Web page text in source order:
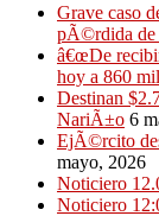
Grave caso
pÃ©rdida de
â€œDe
hoy a 860
Destinan
NariÃ±o 6
EjÃ©rcito
mayo, 2026
Noticiero
Noticiero